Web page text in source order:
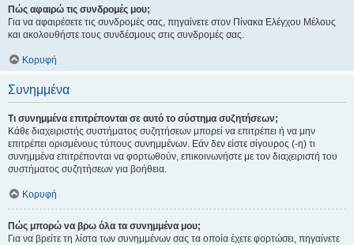
Πώς αφαιρώ τις συνδρομές μου;
Για να αφαιρέσετε τις συνδρομές σας, πηγαίνετε στον Πίνακα Ελέγχου Μέλους
και ακολουθήστε τους συνδέσμους στις συνδρομές σας.
Κορυφή
Συνημμένα
Τι συνημμένα επιτρέπονται σε αυτό το σύστημα συζητήσεων;
Κάθε διαχειριστής συστήματος συζητήσεων μπορεί να επιτρέπει ή να μην
επιτρέπει ορισμένους τύπους συνημμένων. Εάν δεν είστε σίγουρος (-η) τι
συνημμένα επιτρέπονται να φορτωθούν, επικοινωνήστε με τον διαχειριστή του
συστήματος συζητήσεων για βοήθεια.
Κορυφή
Πώς μπορώ να βρω όλα τα συνημμένα μου;
Για να βρείτε τη λίστα των συνημμένων σας τα οποία έχετε φορτώσει, πηγαίνετε